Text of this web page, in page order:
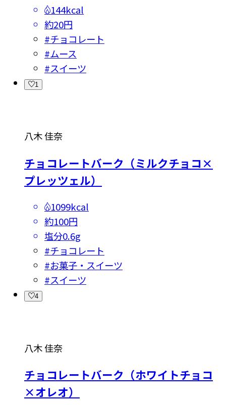
144kcal
約20円
#チョコレート
#ムース
#スイーツ
1
八木 佳奈
チョコレートバーク（ミルクチョコ×
プレッツェル）
1099kcal
約100円
塩分0.6g
#チョコレート
#お菓子・スイーツ
#スイーツ
4
八木 佳奈
チョコレートバーク（ホワイトチョコ
×オレオ）